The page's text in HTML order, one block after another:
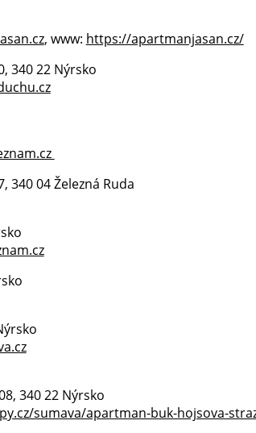
, www: https://apartmanjasan.cz/
340 22 Nýrsko
340 04 Železná Ruda
340 22 Nýrsko
sumava/apartman-buk-hojsova-